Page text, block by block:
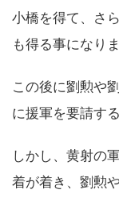
小橋を得て、さ
も得る事になりま
この後に劉勲や
に援軍を要請す
しかし、黄射の
着が着き、劉勲